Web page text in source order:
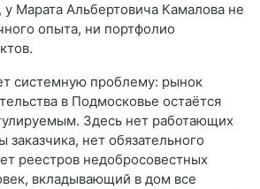
Марата Альбертовича Камалова не
опыта, ни портфолио
системную проблему: рынок
в Подмосковье остаётся
Здесь нет работающих
нет обязательного
реестров недобросовестных
вкладывающий в дом все